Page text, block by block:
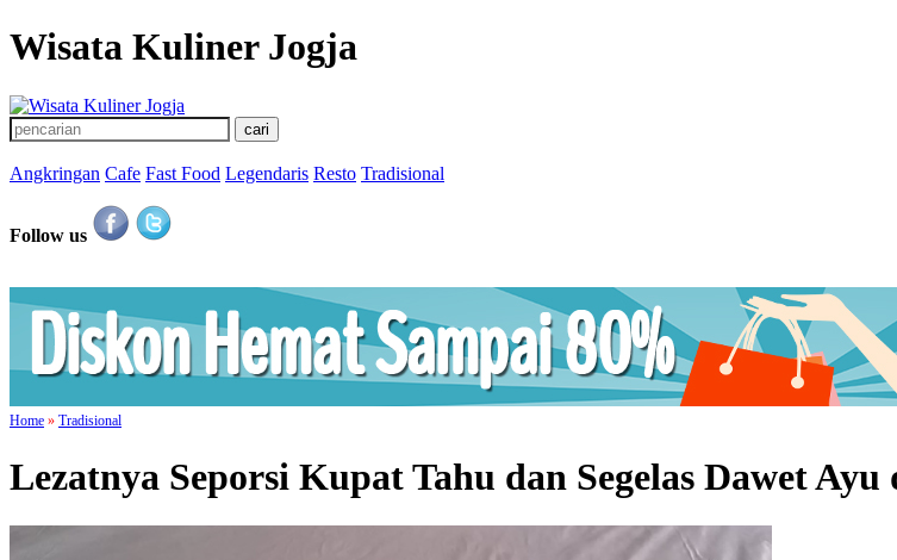
Wisata Kuliner Jogja
Angkringan Cafe Fast Food Legendaris Resto Tradisional
Follow us
Home » Tradisional
Lezatnya Seporsi Kupat Tahu dan Segelas Dawet